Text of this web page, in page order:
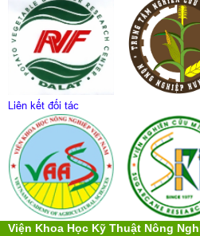
Liên kết đối tác
Viện Khoa Học Kỹ Thuật Nông